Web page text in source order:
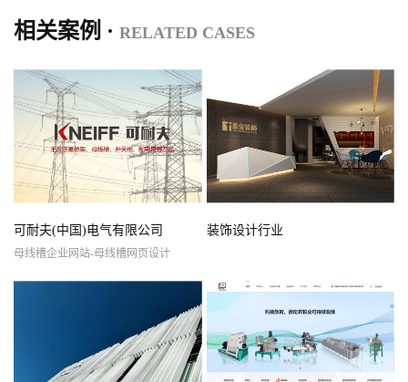
相关案例 · RELATED CASES
可耐夫(中国)电气有限公司
母线槽企业网站-母线槽网页设计
装饰设计行业